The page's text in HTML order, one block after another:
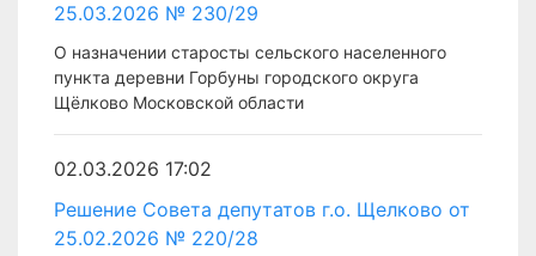
25.03.2026 № 230/29
О назначении старосты сельского населенного
пункта деревни Горбуны городского округа
Щёлково Московской области
02.03.2026 17:02
Решение Совета депутатов г.о. Щелково от
25.02.2026 № 220/28